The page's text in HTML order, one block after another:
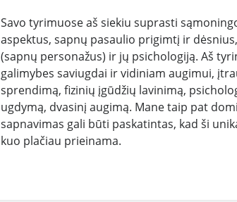
Savo tyrimuose aš siekiu suprasti
aspektus, sapnų pasaulio prigimtį ir
(sapnų personažus) ir jų psichologiją. Aš
galimybes saviugdai ir vidiniam augimui,
sprendimą, fizinių įgūdžių lavinimą,
ugdymą, dvasinį augimą. Mane taip pat
sapnavimas gali būti paskatintas, kad ši
kuo plačiau prieinama.